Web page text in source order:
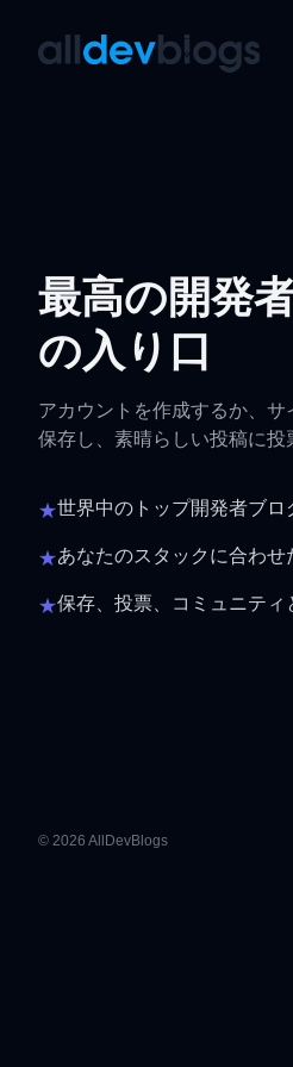
AllDevBlogs
最高の開発
の入り口
アカウントを作成するか、
保存し、素晴らしい投稿に投
★世界中のトップ開発者ブロ
★あなたのスタックに合わせ
★保存、投票、コミュニティ
© 2026 AllDevBlogs